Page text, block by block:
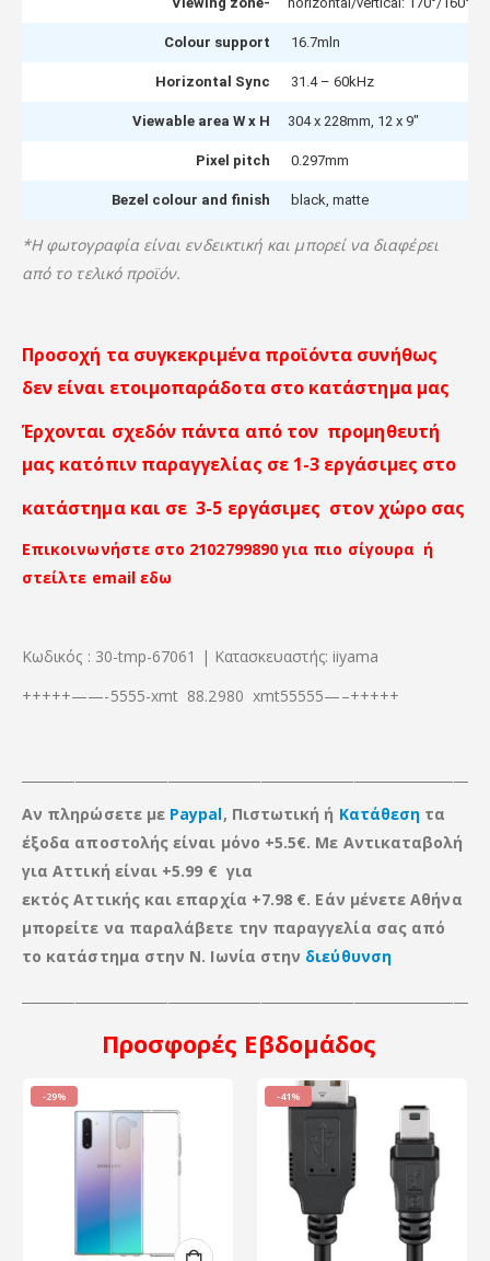
Colour support 16.7mln
Horizontal Sync 31.4 – 60kHz
Viewable area W x H 304 x 228mm, 12 x 9″
Pixel pitch 0.297mm
Bezel colour and finish black, matte
*Η φωτογραφία είναι ενδεικτική και μπορεί να διαφέρει
από το τελικό προϊόν.
Προσοχή τα συγκεκριμένα προϊόντα συνήθως
δεν είναι ετοιμοπαράδοτα στο κατάστημα μας
Έρχονται σχεδόν πάντα από τον προμηθευτή
μας κατόπιν παραγγελίας σε 1-3 εργάσιμες στο
κατάστημα και σε 3-5 εργάσιμες στον χώρο σας
Επικοινωνήστε στο 2102799890 για πιο σίγουρα ή
στείλτε email εδω
Κωδικός : 30-tmp-67061 | Κατασκευαστής: iiyama
+++++——-5555-xmt 88.2980 xmt55555—–+++++
Αν πληρώσετε με Paypal, Πιστωτική ή Κατάθεση τα
έξοδα αποστολής είναι μόνο +5.5€. Με Αντικαταβολή
για Αττική είναι +5.99 € για
εκτός Αττικής καιεπαρχία +7.98 €. Εάν μένετε Αθήνα
μπορείτε να παραλάβετε την παραγγελία σας από
το κατάστημα στην Ν. Ιωνία στην διεύθυνση
Προσφορές Εβδομάδος
-29% -41%